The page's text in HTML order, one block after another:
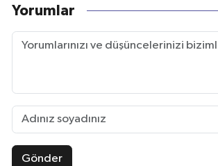
Yorumlar
Gönder